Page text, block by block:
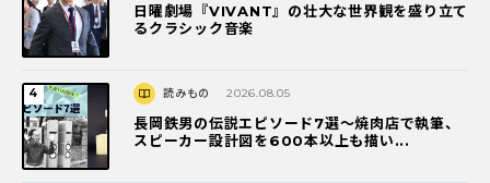
日曜劇場『VIVANT』の壮大な世界観を盛り立て
るクラシック音楽
読みもの 2026.08.05
長岡鉄男の伝説エピソード7選〜焼肉店で執筆、
スピーカー設計図を600本以上も描い...